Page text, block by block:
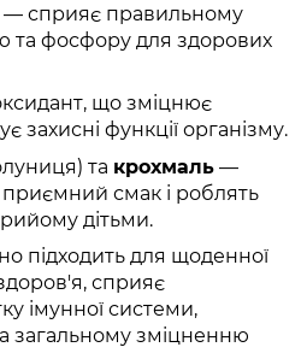
— сприяє правильному
та фосфору для здорових
що зміцнює
захисні функції організму.
та крохмаль —
смак і роблять
дітьми.
підходить для щоденної
сприяє
імунної системи,
загальному зміцненню